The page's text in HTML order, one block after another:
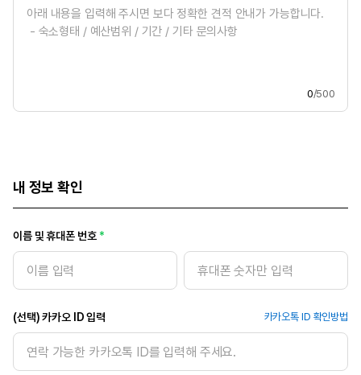
0/500
내 정보 확인
이름 및 휴대폰 번호
(선택) 카카오 ID 입력 카카오톡 ID 확인방법